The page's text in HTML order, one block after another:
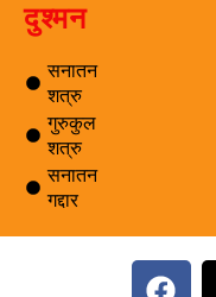
दुश्मन
सनातन
शत्रु
गुरुकुल
शत्रु
सनातन
गद्दार
F